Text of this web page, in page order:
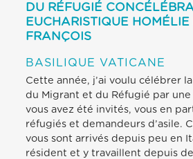
DU RÉFUGIÉ
EUCHARISTIQUE
FRANÇOIS
BASILIQUE VATICANE
Cette année, j’ai voulu célébrer
du Migrant et du Réfugié par une
vous avez été invités, vous en
réfugiés et demandeurs d’asile.
vous sont arrivés depuis peu en
résident et y travaillent depuis